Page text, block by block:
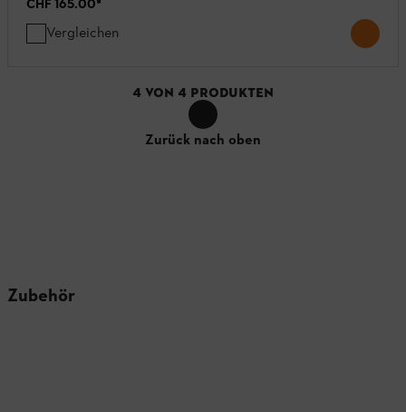
CHF 165.00*
Vergleichen
4 VON 4 PRODUKTEN
Zurück nach oben
Zubehör